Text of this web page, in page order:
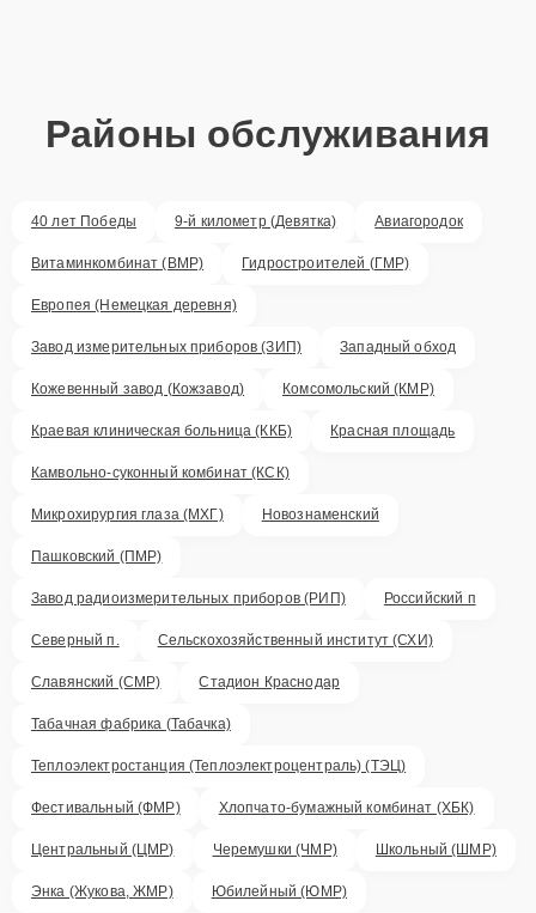
Районы обслуживания
40 лет Победы 9-й километр (Девятка) Авиагородок
Витаминкомбинат (ВМР) Гидростроителей (ГМР)
Европея (Немецкая деревня)
Завод измерительных приборов (ЗИП) Западный обход
Кожевенный завод (Кожзавод) Комсомольский (КМР)
Краевая клиническая больница (ККБ) Красная площадь
Камвольно-суконный комбинат (КСК)
Микрохирургия глаза (МХГ) Новознаменский
Пашковский (ПМР)
Завод радиоизмерительных приборов (РИП) Российский п
Северный п. Сельскохозяйственный институт (СХИ)
Славянский (СМР) Стадион Краснодар
Табачная фабрика (Табачка)
Теплоэлектростанция (Теплоэлектроцентраль) (ТЭЦ)
Фестивальный (ФМР) Хлопчато-бумажный комбинат (ХБК)
Центральный (ЦМР) Черемушки (ЧМР) Школьный (ШМР)
Энка (Жукова, ЖМР) Юбилейный (ЮМР)